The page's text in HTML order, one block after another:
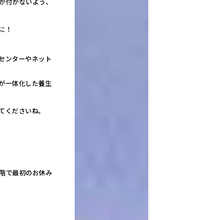
！
ンターやネット
一体化した養生
ださいね。
で最初のお休み